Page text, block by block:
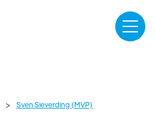
> Sven Sieverding (MVP)